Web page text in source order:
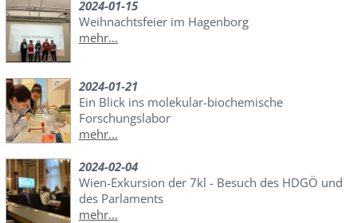
2024-01-15
Weihnachtsfeier im Hagenborg
mehr...
2024-01-21
Ein Blick ins molekular-biochemische
Forschungslabor
mehr...
2024-02-04
Wien-Exkursion der 7kl - Besuch des HDGÖ und
des Parlaments
mehr...